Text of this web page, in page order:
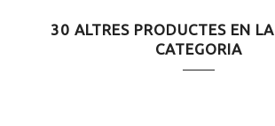
30 ALTRES PRODUCTES EN
CATEGORIA